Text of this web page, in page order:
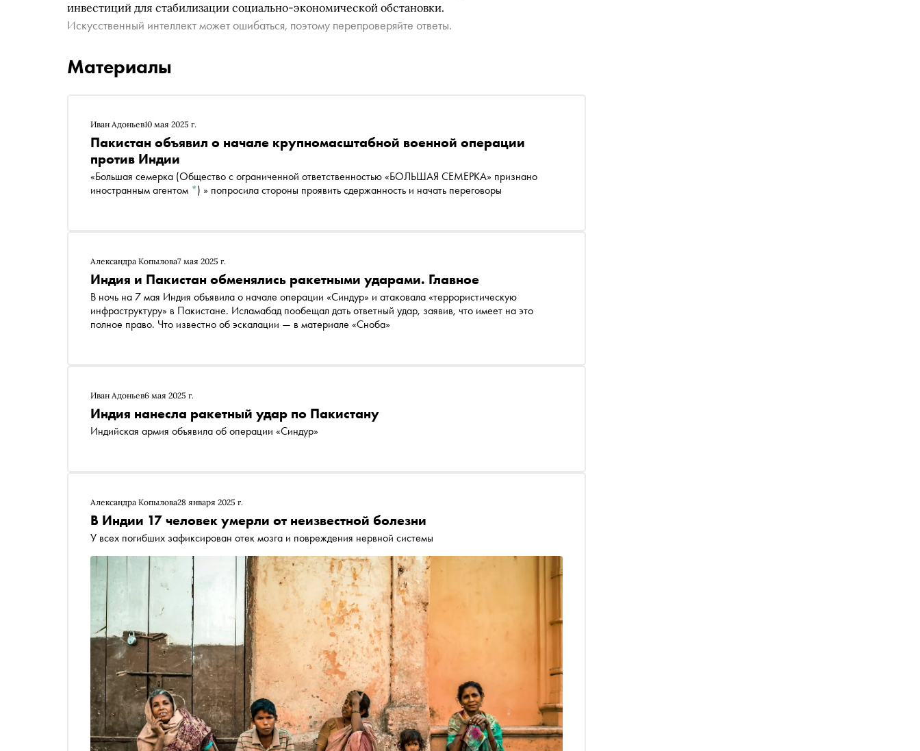
инвестиций для стабилизации социально-экономической обстановки.
Искусственный интеллект может ошибаться, поэтому перепроверяйте ответы.
Материалы
Иван Адоньев10 мая 2025 г.
Пакистан объявил о начале крупномасштабной военной операции
против Индии
«Большая семерка (Общество с ограниченной ответственностью «БОЛЬШАЯ СЕМЕРКА» признано
иностранным агентом *) » попросила стороны проявить сдержанность и начать переговоры
Александра Копылова7 мая 2025 г.
Индия и Пакистан обменялись ракетными ударами. Главное
В ночь на 7 мая Индия объявила о начале операции «Синдур» и атаковала «террористическую
инфраструктуру» в Пакистане. Исламабад пообещал дать ответный удар, заявив, что имеет на это
полное право. Что известно об эскалации — в материале «Сноба»
Иван Адоньев6 мая 2025 г.
Индия нанесла ракетный удар по Пакистану
Индийская армия объявила об операции «Синдур»
Александра Копылова28 января 2025 г.
В Индии 17 человек умерли от неизвестной болезни
У всех погибших зафиксирован отек мозга и повреждения нервной системы